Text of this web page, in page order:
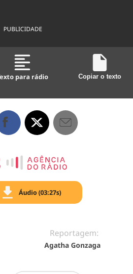
PUBLICIDADE
para rádio Copiar o texto
Áudio (03:27s)
Reportagem:
Agatha Gonzaga